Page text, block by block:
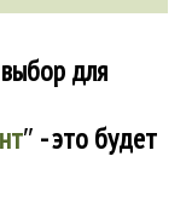
для
″ - это будет